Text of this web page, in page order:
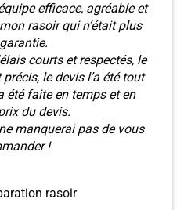
efficace, agréable et
rasoir qui n’était plus
courts et respectés, le
le devis l’a été tout
été faite en temps et en
du devis.
manquerai pas de vous
!
rasoir